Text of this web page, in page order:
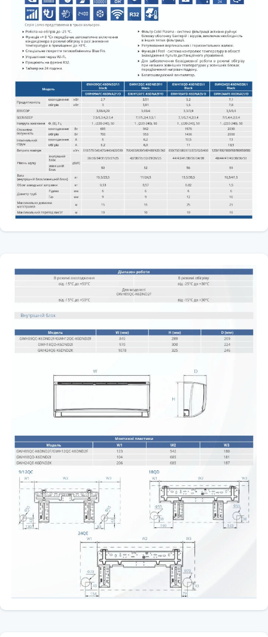
Автоматичний режим роботи вентилятора
Швидкість роботи вентилятора задається мікропроцесором в
залежності від поточних умов роботи кондиціонера.
Блокування пульта ДК
Захист від несанкціонованого доступу до управління
кондиціонером.
Годинник на пульті
Охолодження / обігрів
Можливість роботи кондиціонера в режимі обігріву / охолодження.
Таймер
Можливість програмування включення і виключення
кондиціонера. Максимальний час програмування -24 години.
При низькій температурі (<-10 градусів)
Робота кондиціонера допускається при низьких температурах
зовнішнього повітря.
Знімна панель внутрішнього блоку
Панель внутрішнього блоку легко відкривається і закривається,
що полегшує чистку та заміну фільтрів. При необхідності її також
можна зняти.
Можливість запуску при низькій напрузі
Кондиціонер можна включити і нормально експлуатувати навіть
при низькій напрузі (198 В).
Забезпечує максимальний комфорт і економію електроенергії.
Кондиціонер автоматично змінює температурний режим через
одну годину після включення режиму.
Режим для інтенсивного охолодження або обігріву.
Широкий потік повітря
Плавний пуск
Компресор починає роботу з мінімальних оборотів і поступово їх
нарощує.
Кондиціонер стійкий до е/м перешкод і сам не створює перешкод
у в приміщенні, де встановлений
Електризує і акумулює наелектризований пил на своїй поверхні,
підтримуючи таким чином чистоту повітря в приміщенні.
Захист від обдування холодним повітрям
дозволяючи теплообміннику прогрітися
Осушення і очищення повітря
У цьому режимі кондиціонер з максимальною ефективністю
конденсує і відводить вологу з повітря в приміщенні.
Багатошвидкісний вентилятор
Можливість вибору однієї з швидкостей вентилятора для
забезпечення максимального комфорту.
Генератор Cold Plazma
Одна з найбільш передових технологій очищення повітря в світі.
Плазмовий іонізатор створює напругу близько 4800 В. Така
напруга знищує всі хвороботворні мікроорганізми, що
потрапляють в поле його дії. Більші частинки накопичуються на
фотокаталітичному фільтрі.
Кольоровий дисплей
Обрані функції і режими роботи кондиціонера відображаються на
дисплеї внутрішнього блоку у вигляді кольорових символів.
Інтелектуальне розморожування
теплообмінника зовнішнього блоку часто опускається нижче 0 ° С.